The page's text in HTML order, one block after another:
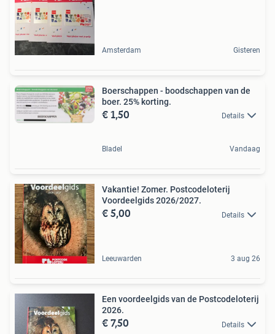
Amsterdam Gisteren
Boerschappen - boodschappen van de
boer. 25% korting.
€ 1,50 Details
Bladel Vandaag
Vakantie! Zomer. Postcodeloterij
Voordeelgids 2026/2027.
€ 5,00 Details
Leeuwarden 3 aug 26
Een voordeelgids van de Postcodeloterij
2026.
€ 7,50 Details